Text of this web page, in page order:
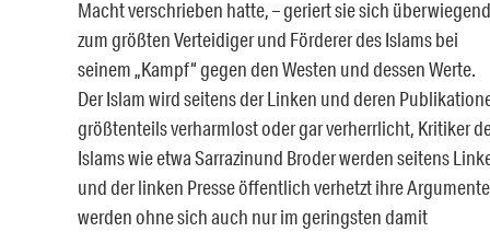
Macht verschrieben hatte, – geriert sie sich überwiegend
zum größten Verteidiger und Förderer des Islams bei
seinem „Kampf“ gegen den Westen und dessen Werte.
Der Islam wird seitens der Linken und deren
größtenteils verharmlost oder gar verherrlicht, Kritiker
Islams wie etwa Sarrazinund Broder werden seitens
und der linken Presse öffentlich verhetzt ihre Argumente
werden ohne sich auch nur im geringsten damit